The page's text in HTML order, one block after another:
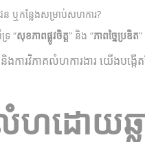
ន ឬ​កន្លែងសម្រាប់​សហការ?
រ “សុខភាពផ្លូវចិត្ត” និង “ភាពច្នៃប្រឌិត
ការវិភាគ​លំហ​ការងារ យើង​បង្កើ
ហ​ដោយឆ្ល